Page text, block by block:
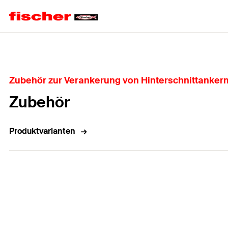
Zubehör zur Verankerung von
Zubehör
Produktvarianten